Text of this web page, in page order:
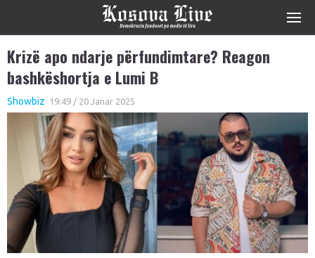
Krizë apo ndarje përfundimtare? Reagon
bashkëshortja e Lumi B
Showbiz 19:49 / 20 Janar 2025